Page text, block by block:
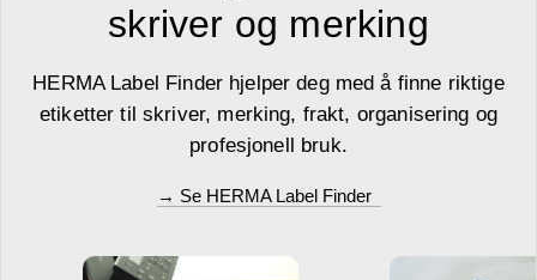
skriver og merking
HERMA Label Finder hjelper deg med å finne riktige
etiketter til skriver, merking, frakt, organisering og
profesjonell bruk.
→ Se HERMA Label Finder